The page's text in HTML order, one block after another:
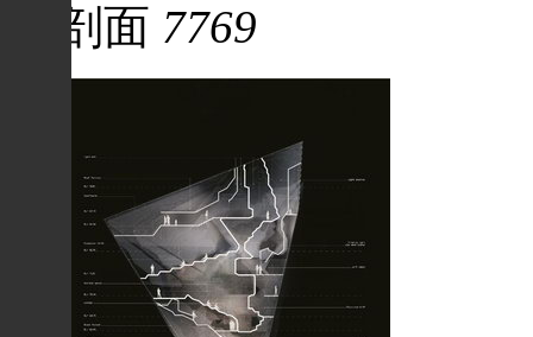
剖面 7769